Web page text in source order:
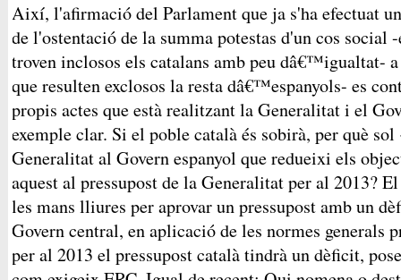
Així, l'afirmació del Parlament que ja s'ha efectuat
de l'ostentació de la summa potestas d'un cos social
troven inclosos els catalans amb peu dâ€™igualtat-
que resulten exclosos la resta dâ€™espanyols- es
propis actes que està realitzant la Generalitat i el
exemple clar. Si el poble català és sobirà, per què
Generalitat al Govern espanyol que redueixi els
aquest al pressupost de la Generalitat per al 2013?
les mans lliures per aprovar un pressupost amb un
Govern central, en aplicació de les normes generals
per al 2013 el pressupost català tindrà un dèficit,